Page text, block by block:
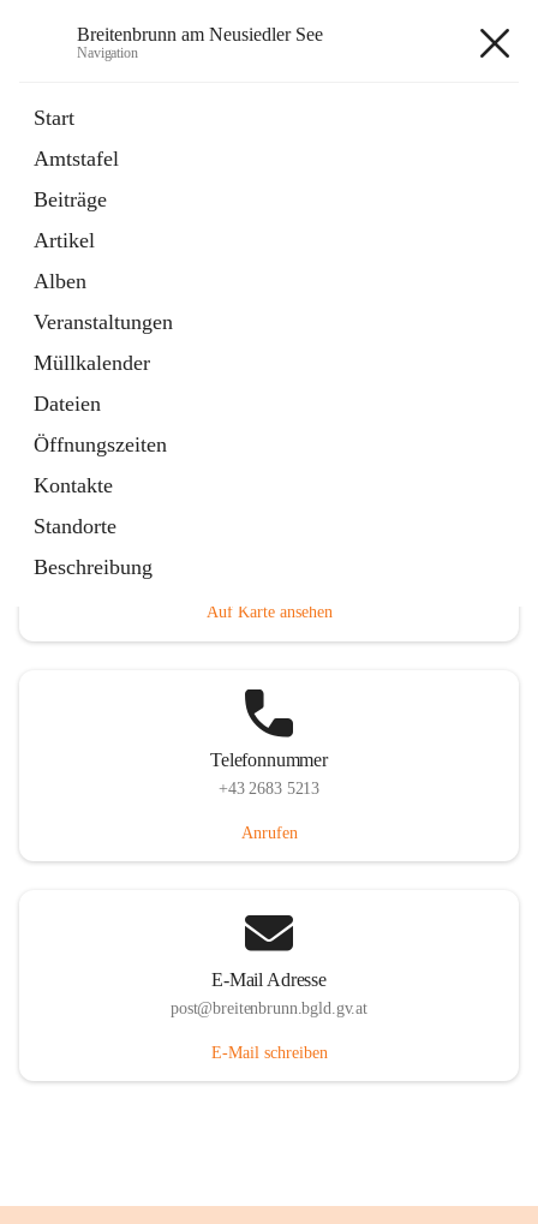
Breitenbrunn am Neusiedler See
Navigation
Start
Amtstafel
Beiträge
Artikel
Alben
Veranstaltungen
Müllkalender
Dateien
Öffnungszeiten
Kontakte
Standorte
Beschreibung
18 Schnellzugriffe
Gemeindeservice
Auf Karte ansehen
Telefonnummer
+43 2683 5213
Anrufen
E-Mail Adresse
post@breitenbrunn.bgld.gv.at
E-Mail schreiben